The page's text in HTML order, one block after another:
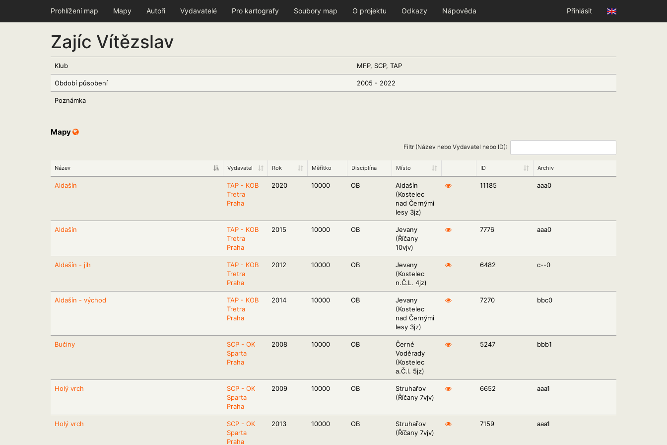
Prohlížení map Mapy Autoři Vydavatelé Pro kartografy Soubory map O projektu Odkazy Nápověda Přihlásit
Zajíc Vítězslav
Klub MFP, SCP, TAP
Období působení 2005 - 2022
Poznámka
Mapy
Filtr (Název nebo Vydavatel nebo ID):
Název Vydavatel Rok Měřítko Disciplína Místo ID Archiv
Aldašín
TAP - KOB
Tretra
Praha
2020 10000 OB
Aldašín
(Kostelec
nad Černými
lesy 3jz)
11185 aaa0
Aldašín
TAP - KOB
Tretra
Praha
2015 10000 OB
Jevany
(Říčany
10vjv)
7776 aaa0
Aldašín - jih
TAP - KOB
Tretra
Praha
2012 10000 OB
Jevany
(Kostelec
n.Č.L. 4jz)
6482 c--0
Aldašín - východ
TAP - KOB
Tretra
Praha
2014 10000 OB
Jevany
(Kostelec
nad Černými
lesy 3jz)
7270 bbc0
Bučiny
SCP - OK
Sparta
Praha
2008 10000 OB
Černé
Voděrady
(Kostelec
a.Č.l. 5jz)
5247 bbb1
Holý vrch
SCP - OK
Sparta
Praha
2009 10000 OB
Struhařov
(Říčany 7vjv)
6652 aaa1
Holý vrch
SCP - OK
Sparta
Praha
2013 10000 OB
Struhařov
(Říčany 7vjv)
7159 aaa1